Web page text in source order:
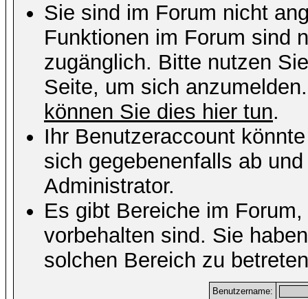
Sie sind im Forum nicht
Funktionen im Forum sind
zugänglich. Bitte nutzen
Seite, um sich
können Sie dies hier tun.
Ihr Benutzeraccount
sich gegebenenfalls ab
Administrator.
Es gibt Bereiche im
vorbehalten sind. Sie
solchen Bereich zu
Benutzername: